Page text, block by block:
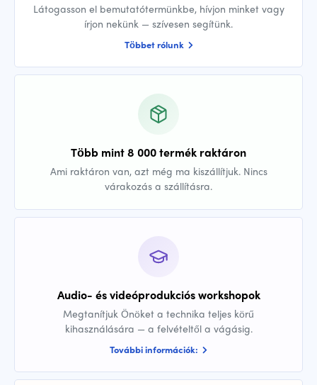
Látogasson el bemutatótermünkbe, hívjon minket vagy
írjon nekünk — szívesen segítünk.
Többet rólunk
Több mint 8 000 termék raktáron
Ami raktáron van, azt még ma kiszállítjuk. Nincs
várakozás a szállításra.
Audio- és videóprodukciós workshopok
Megtanítjuk Önöket a technika teljes körű
kihasználására — a felvételtől a vágásig.
További információk: